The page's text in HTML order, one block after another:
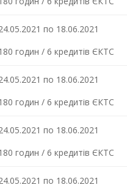
по 18.06.2021
годин / 6 кредитів ЄКТС
по 18.06.2021
годин / 6 кредитів ЄКТС
по 18.06.2021
годин / 6 кредитів ЄКТС
по 18.06.2021